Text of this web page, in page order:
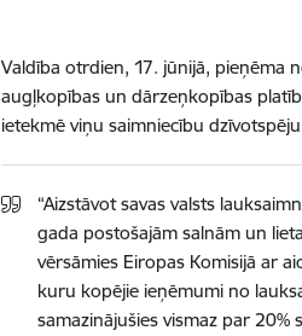
Valdība otrdien, 17. jūnijā, pieņēma
augļkopības un dārzeņkopības
ietekmē viņu saimniecību
“Aizstāvot savas valsts
gada postošajām salnām un
vērsāmies Eiropas Komisijā ar
kuru kopējie ieņēmumi no
samazinājušies vismaz par